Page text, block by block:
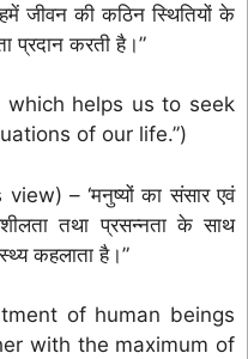
हमें जीवन की कठिन स्थितियों के
प्रदान करती है।”
which helps us to seek
of our life.”)
– ‘मनुष्यों का संसार एवं
तथा प्रसन्नता के साथ
कहलाता है।”
of human beings
with the maximum of